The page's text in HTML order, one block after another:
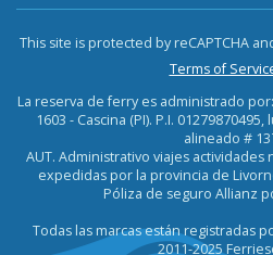
This site is protected by reCAPTCHA
Terms of
La reserva de ferry es administrado por:
1603 - Cascina (PI). P.I.
alineado #
AUT. Administrativo viajes actividades
expedidas por la provincia de
Póliza de seguro Allianz
Todas las marcas están registradas
2011-2025